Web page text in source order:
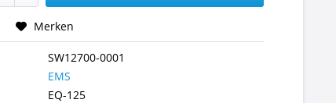
Merken
SW12700-0001
EMS
EQ-125